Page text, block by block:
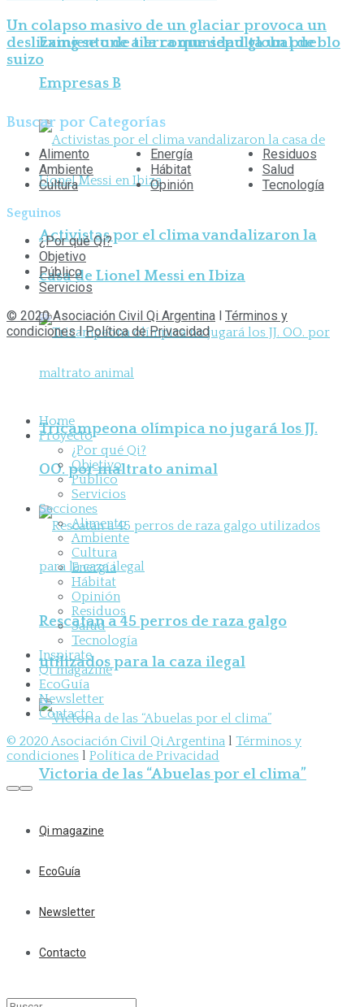
Exing se une a la comunidad global de
Empresas B
Activistas por el clima vandalizaron la
casa de Lionel Messi en Ibiza
Tricampeona olímpica no jugará los JJ.
OO. por maltrato animal
Rescatan a 45 perros de raza galgo
utilizados para la caza ilegal
Victoria de las “Abuelas por el clima”
Qi magazine
EcoGuía
Newsletter
Contacto
Un colapso masivo de un glaciar provoca un
deslizamiento de tierra que sepulta un pueblo
suizo
Buscar por Categorías
Alimento
Ambiente
Cultura
Energía
Hábitat
Opinión
Residuos
Salud
Tecnología
Seguinos
¿Por qué Qi?
Objetivo
Público
Servicios
© 2020 Asociación Civil Qi Argentina l Términos y
condicioneslPolítica de Privacidad
Home
Proyecto
¿Por qué Qi?
Objetivo
Público
Servicios
Secciones
Alimento
Ambiente
Cultura
Energía
Hábitat
Opinión
Residuos
Salud
Tecnología
Inspirate
Qi magazine
EcoGuía
Newsletter
Contacto
© 2020 Asociación Civil Qi Argentina l Términos y
condiciones l Política de Privacidad